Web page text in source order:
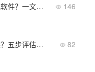
什么是企业im即时通讯软件？一文看懂核心功能与适用场景 146
开源im聊天系统怎么选？五步评估法帮你快速上手 82